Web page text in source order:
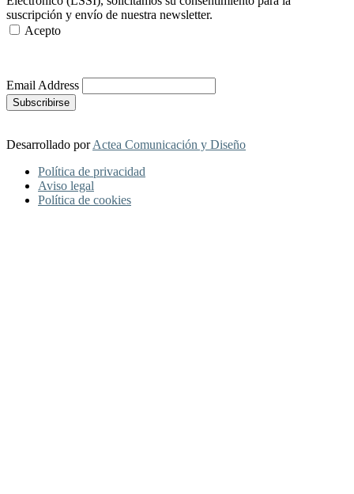
suscripción y envío de nuestra newsletter.
Acepto
Email Address
Desarrollado porActea Comunicación y Diseño
Política de privacidad
Aviso legal
Política de cookies